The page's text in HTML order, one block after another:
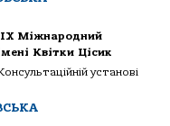
IX Міжнародний
Квітки Цісик
установі